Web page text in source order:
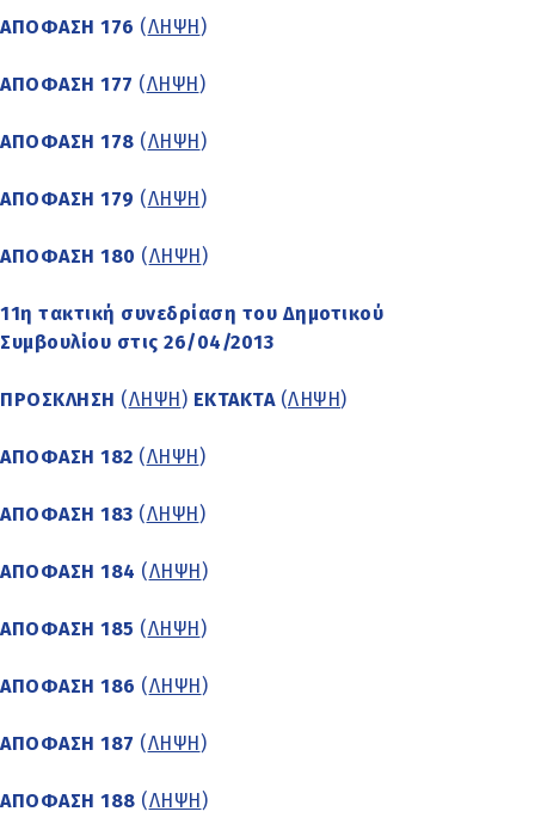
ΑΠΟΦΑΣΗ 176 (ΛΗΨΗ )
ΑΠΟΦΑΣΗ 177 (ΛΗΨΗ )
ΑΠΟΦΑΣΗ 178 (ΛΗΨΗ )
ΑΠΟΦΑΣΗ 179 (ΛΗΨΗ )
ΑΠΟΦΑΣΗ 180 (ΛΗΨΗ )
11η τακτική συνεδρίαση του Δημοτικού
Συμβουλίου στις 26/04/2013
ΠΡΟΣΚΛΗΣΗ (ΛΗΨΗ ) ΕΚΤΑΚΤΑ (ΛΗΨΗ )
ΑΠΟΦΑΣΗ 182 (ΛΗΨΗ )
ΑΠΟΦΑΣΗ 183 (ΛΗΨΗ )
ΑΠΟΦΑΣΗ 184 (ΛΗΨΗ )
ΑΠΟΦΑΣΗ 185 (ΛΗΨΗ )
ΑΠΟΦΑΣΗ 186 (ΛΗΨΗ )
ΑΠΟΦΑΣΗ 187 (ΛΗΨΗ )
ΑΠΟΦΑΣΗ 188 (ΛΗΨΗ )